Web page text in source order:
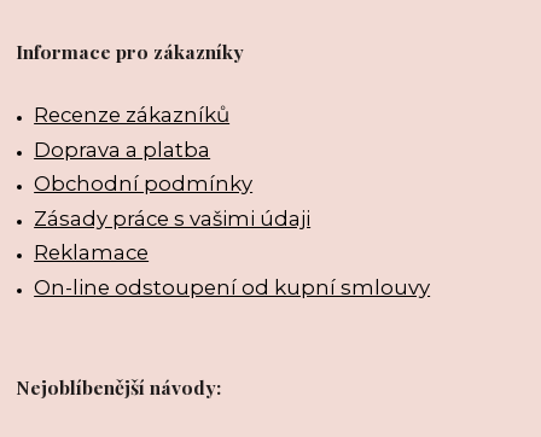
Informace pro zákazníky
Recenze zákazníků
Doprava a platba
Obchodní podmínky
Zásady práce s vašimi údaji
Reklamace
On-line odstoupení od kupní smlouvy
Nejoblíbenější návody: